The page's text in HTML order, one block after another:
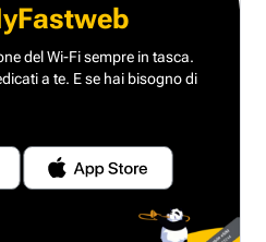
del Wi-Fi sempre in tasca.
a te. E se hai bisogno di